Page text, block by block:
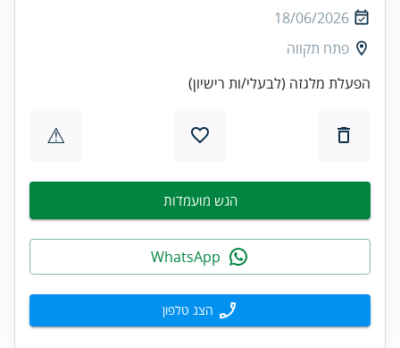
18/06/2026
פתח תקווה
הפעלת מלגזה (לבעלי/ות רישיון)
⚠
הגש מועמדות
הצג טלפון